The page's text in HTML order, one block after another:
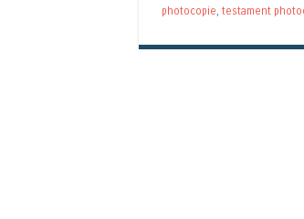
photocopie, testament